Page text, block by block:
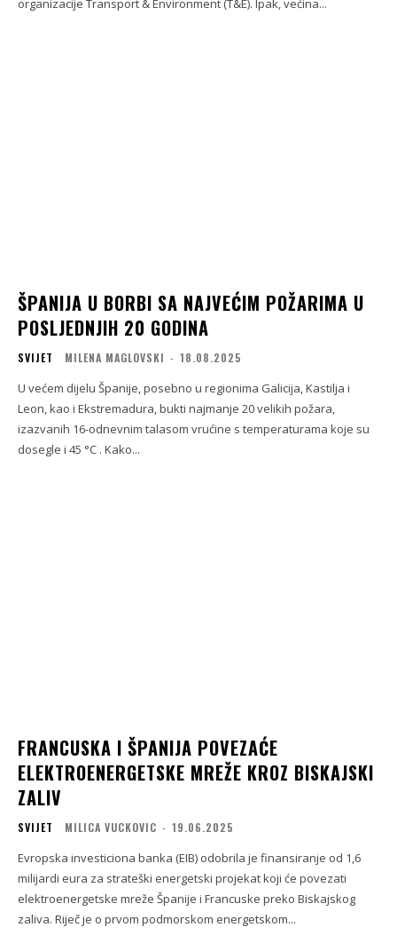
organizacije Transport & Environment (T&E). Ipak, većina...
ŠPANIJA U BORBI SA NAJVEĆIM POŽARIMA U
POSLJEDNJIH 20 GODINA
SVIJET MILENA MAGLOVSKI - 18.08.2025
U većem dijelu Španije, posebno u regionima Galicija, Kastilja i
Leon, kao i Ekstremadura, bukti najmanje 20 velikih požara,
izazvanih 16-odnevnim talasom vrućine s temperaturama koje su
dosegle i 45 °C . Kako...
FRANCUSKA I ŠPANIJA POVEZAĆE
ELEKTROENERGETSKE MREŽE KROZ BISKAJSKI
ZALIV
SVIJET MILICA VUCKOVIC - 19.06.2025
Evropska investiciona banka (EIB) odobrila je finansiranje od 1,6
milijardi eura za strateški energetski projekat koji će povezati
elektroenergetske mreže Španije i Francuske preko Biskajskog
zaliva. Riječ je o prvom podmorskom energetskom...